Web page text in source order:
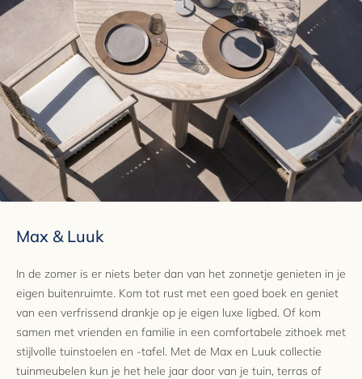
Max & Luuk
In de zomer is er niets beter dan van het zonnetje genieten in je
eigen buitenruimte. Kom tot rust met een goed boek en geniet
van een verfrissend drankje op je eigen luxe ligbed. Of kom
samen met vrienden en familie in een comfortabele zithoek met
stijlvolle tuinstoelen en -tafel. Met de Max en Luuk collectie
tuinmeubelen kun je het hele jaar door van je tuin, terras of